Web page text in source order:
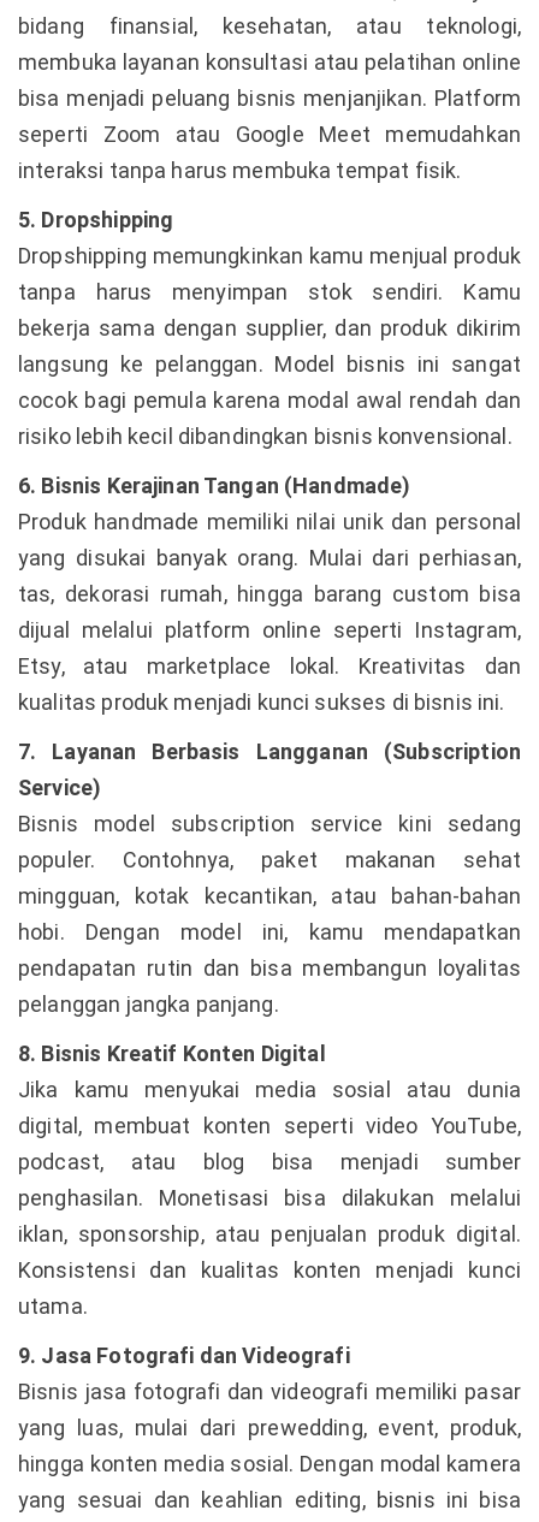
bidang finansial, kesehatan, atau teknologi,
membuka layanan konsultasi atau pelatihan online
bisa menjadi peluang bisnis menjanjikan. Platform
seperti Zoom atau Google Meet memudahkan
interaksi tanpa harus membuka tempat fisik.
5. Dropshipping
Dropshipping memungkinkan kamu menjual produk
tanpa harus menyimpan stok sendiri. Kamu
bekerja sama dengan supplier, dan produk dikirim
langsung ke pelanggan. Model bisnis ini sangat
cocok bagi pemula karena modal awal rendah dan
risiko lebih kecil dibandingkan bisnis konvensional.
6. Bisnis Kerajinan Tangan (Handmade)
Produk handmade memiliki nilai unik dan personal
yang disukai banyak orang. Mulai dari perhiasan,
tas, dekorasi rumah, hingga barang custom bisa
dijual melalui platform online seperti Instagram,
Etsy, atau marketplace lokal. Kreativitas dan
kualitas produk menjadi kunci sukses di bisnis ini.
7. Layanan Berbasis Langganan (Subscription
Service)
Bisnis model subscription service kini sedang
populer. Contohnya, paket makanan sehat
mingguan, kotak kecantikan, atau bahan-bahan
hobi. Dengan model ini, kamu mendapatkan
pendapatan rutin dan bisa membangun loyalitas
pelanggan jangka panjang.
8. Bisnis Kreatif Konten Digital
Jika kamu menyukai media sosial atau dunia
digital, membuat konten seperti video YouTube,
podcast, atau blog bisa menjadi sumber
penghasilan. Monetisasi bisa dilakukan melalui
iklan, sponsorship, atau penjualan produk digital.
Konsistensi dan kualitas konten menjadi kunci
utama.
9. Jasa Fotografi dan Videografi
Bisnis jasa fotografi dan videografi memiliki pasar
yang luas, mulai dari prewedding, event, produk,
hingga konten media sosial. Dengan modal kamera
yang sesuai dan keahlian editing, bisnis ini bisa